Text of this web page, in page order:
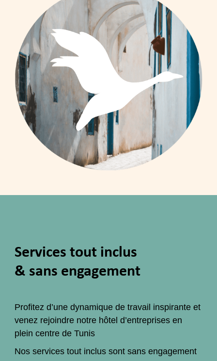
Services tout inclus
& sans engagement
Profitez d’une dynamique de travail inspirante et
venez rejoindre notre hôtel d’entreprises en
plein centre de Tunis
Nos services tout inclus sont sans engagement